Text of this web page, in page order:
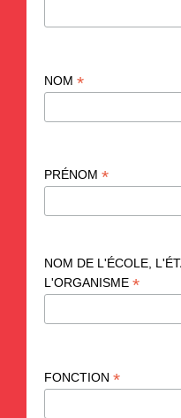
NOM *
PRÉNOM *
NOM DE L'ÉCOLE,
L'ORGANISME *
FONCTION *